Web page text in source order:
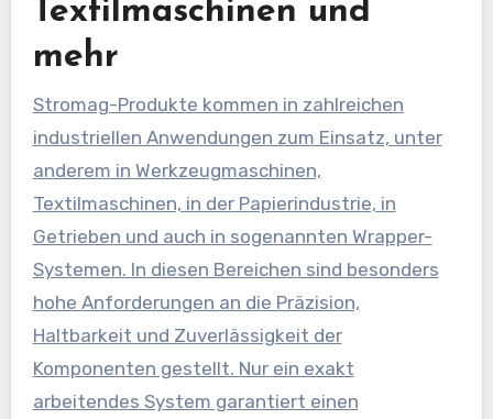
Textilmaschinen und
mehr
Stromag-Produkte kommen in zahlreichen
industriellen Anwendungen zum Einsatz, unter
anderem in Werkzeugmaschinen,
Textilmaschinen, in der Papierindustrie, in
Getrieben und auch in sogenannten Wrapper-
Systemen. In diesen Bereichen sind besonders
hohe Anforderungen an die Präzision,
Haltbarkeit und Zuverlässigkeit der
Komponenten gestellt. Nur ein exakt
arbeitendes System garantiert einen